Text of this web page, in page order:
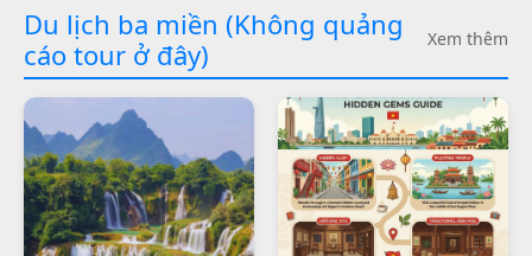
Du lịch ba miền (Không quảng
cáo tour ở đây)
Xem thêm